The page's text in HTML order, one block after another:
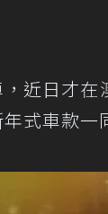
近日才
式車款一